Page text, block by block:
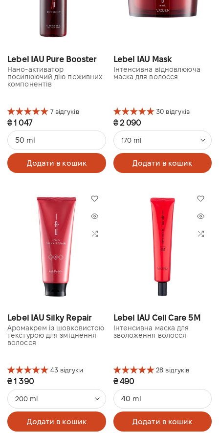
Lebel IAU Pure Booster
Нано-активатор
посилюючий дію поживних
компонентів
7 відгуків
₴ 1 047
50 ml
Додати в кошик
Lebel IAU Mask
Інтенсивна відновлююча
маска для волосся
30 відгуків
₴ 2 090
170 ml
Додати в кошик
Lebel IAU Silky Repair
Аромакрем із шовковистою
текстурою для зміцнення
волосся
43 відгуки
₴ 1 390
200 ml
Додати в кошик
Lebel IAU Cell Care 5M
Інтенсивна маска для
зволоження волосся
28 відгуків
₴ 490
40 ml
Додати в кошик